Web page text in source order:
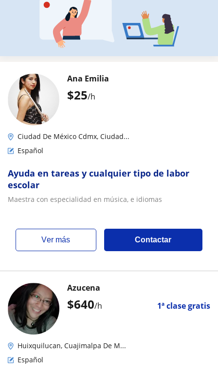
$25/h
Ana Emilia
Ciudad De México Cdmx, Ciudad...
Español
Ayuda en tareas y cualquier tipo de labor
escolar
Maestra con especialidad en música, e idiomas
ver más Contactar
$640/h 1ª clase gratis
Azucena
Huixquilucan, Cuajimalpa De M...
Español